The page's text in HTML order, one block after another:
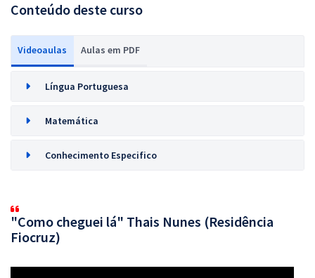
Conteúdo deste curso
Videoaulas Aulas em PDF
Língua Portuguesa
Matemática
Conhecimento Especifico
"Como cheguei lá" Thais Nunes (Residência
Fiocruz)